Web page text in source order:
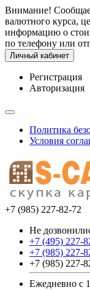
Внимание!
валютного курса,
информацию о
по телефону или
Личный кабинет
Регистрация
Авторизация
Политика
Условия
+7 (985) 227-82-72
Не
+7 (495) 227-
+7 (985) 227-
+7 (985) 227-
Ежедневно с